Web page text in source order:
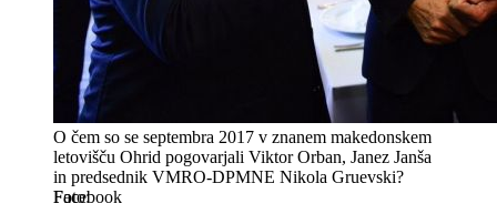
O čem so se septembra 2017 v znanem makedonskem
letovišču Ohrid pogovarjali Viktor Orban, Janez Janša
in predsednik VMRO-DPMNE Nikola Gruevski?
Facebook